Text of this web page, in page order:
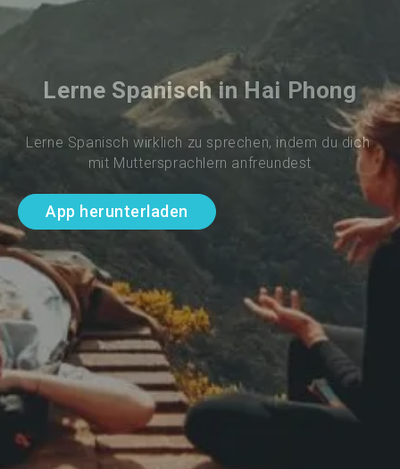
Lerne Spanisch in Hai Phong
Lerne Spanisch wirklich zu sprechen, indem du dich
mit Muttersprachlern anfreundest
App herunterladen